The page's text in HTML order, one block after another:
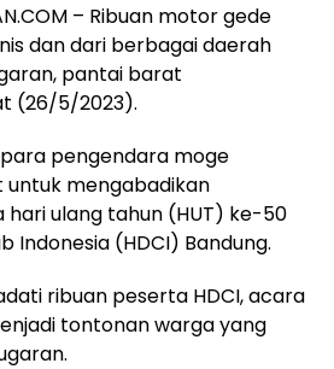
– Ribuan motor gede
dan dari berbagai daerah
pantai barat
(26/5/2023).
pengendara moge
mengabadikan
ulang tahun (HUT) ke-50
Indonesia (HDCI) Bandung.
ribuan peserta HDCI, acara
tontonan warga yang